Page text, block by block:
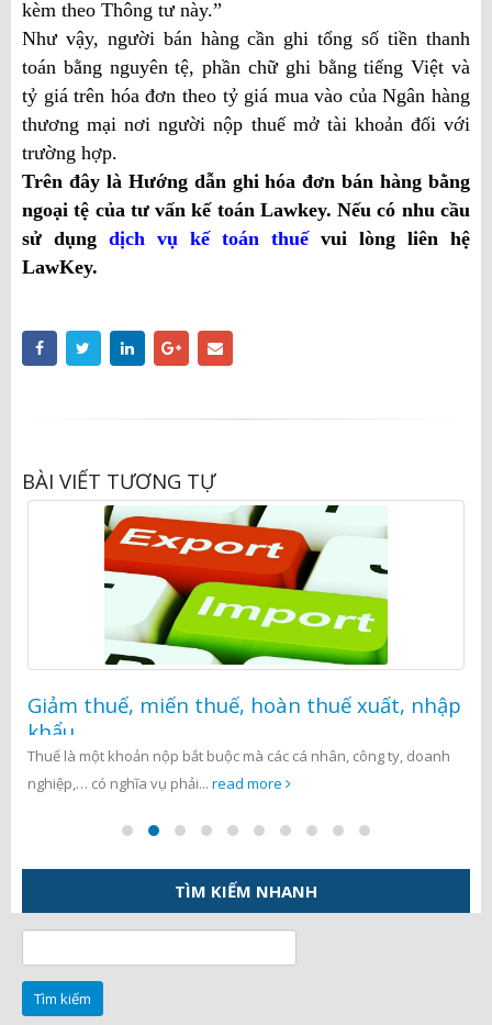
kèm theo Thông tư này.”
Như vậy, người bán hàng cần ghi tổng số tiền thanh
toán bằng nguyên tệ, phần chữ ghi bằng tiếng Việt và
tỷ giá trên hóa đơn theo tỷ giá mua vào của Ngân hàng
thương mại nơi người nộp thuế mở tài khoản đối với
trường hợp.
Trên đây là Hướng dẫn ghi hóa đơn bán hàng bằng
ngoại tệ của tư vấn kế toán Lawkey. Nếu có nhu cầu
sử dụng dịch vụ kế toán thuếvui lòng liên hệ
LawKey.
BÀI VIẾT TƯƠNG TỰ
Giảm thuế, miến thuế, hoàn thuế xuất, nhập
khẩu
Thuế là một khoản nộp bắt buộc mà các cá nhân, công ty, doanh
nghiệp,… có nghĩa vụ phải... read more
TÌM KIẾM NHANH
kiếm
cho: